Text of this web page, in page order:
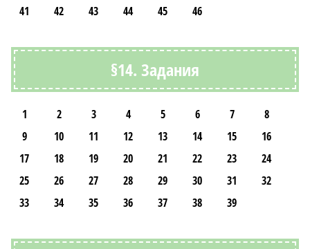
41
42 43 44 45 46
§14. Задания
1 2 3 4 5 6 7
8
9
10 11 12 13 14 15
16
17
18 19 20 21 22 23
24
25
26 27 28 29 30 31
32
33
34 35 36 37 38 39